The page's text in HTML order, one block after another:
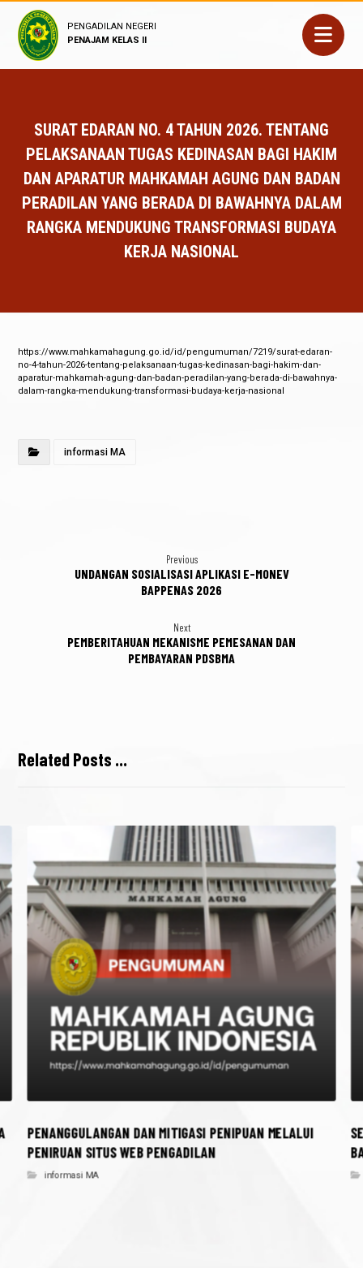
PENGADILAN NEGERI
PENAJAM KELAS II
SURAT EDARAN NO. 4 TAHUN 2026. TENTANG
PELAKSANAAN TUGAS KEDINASAN BAGI HAKIM
DAN APARATUR MAHKAMAH AGUNG DAN BADAN
PERADILAN YANG BERADA DI BAWAHNYA DALAM
RANGKA MENDUKUNG TRANSFORMASI BUDAYA
KERJA NASIONAL
https://www.mahkamahagung.go.id/id/pengumuman/7219/surat-edaran-
no-4-tahun-2026-tentang-pelaksanaan-tugas-kedinasan-bagi-hakim-dan-
aparatur-mahkamah-agung-dan-badan-peradilan-yang-berada-di-bawahnya-
dalam-rangka-mendukung-transformasi-budaya-kerja-nasional
informasi MA
Previous
UNDANGAN SOSIALISASI APLIKASI E-MONEV
BAPPENAS 2026
Next
PEMBERITAHUAN MEKANISME PEMESANAN DAN
PEMBAYARAN PDSBMA
Related Posts ...
PENANGGULANGAN DAN MITIGASI PENIPUAN MELALUI
PENIRUAN SITUS WEB PENGADILAN
informasi MA